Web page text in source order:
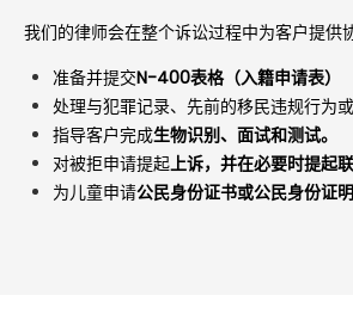
我们的律师会在整个诉讼过程中为客户提供
准备并提交N-400表格（入籍申请表）
处理与犯罪记录、先前的移民违规行为
指导客户完成生物识别、面试和测试。
对被拒申请提起上诉，并在必要时提起联
为儿童申请公民身份证书或公民身份证明